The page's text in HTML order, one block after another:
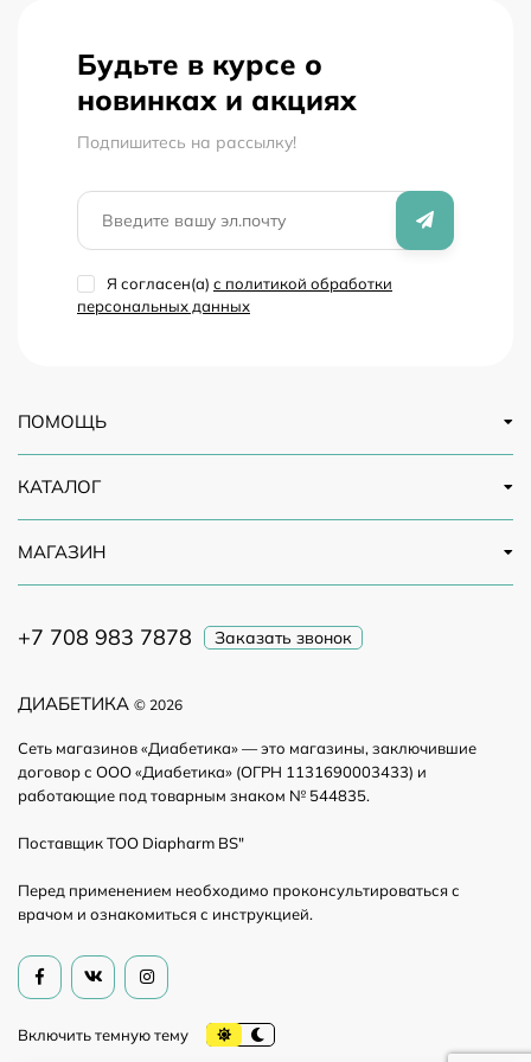
Диабетика, а также он-лайн на сайте.
Будьте в курсе о
новинках и акциях
Подпишитесь на рассылкy!
Я согласен(a) с политикой обработки
персональных данных
ДИАБЕТИКА © 2026
Сеть магазинов «Диабетика» — это магазины, заключившие
договор с ООО «Диабетика» (ОГРН 1131690003433) и
работающие под товарным знаком № 544835.
Поставщик ТОО Diapharm BS"
Перед применением необходимо проконсультироваться с
врачом и ознакомиться с инструкцией.
ПОМОЩЬ
КАТАЛОГ
МАГАЗИН
+7 708 983 7878 Заказать звонок